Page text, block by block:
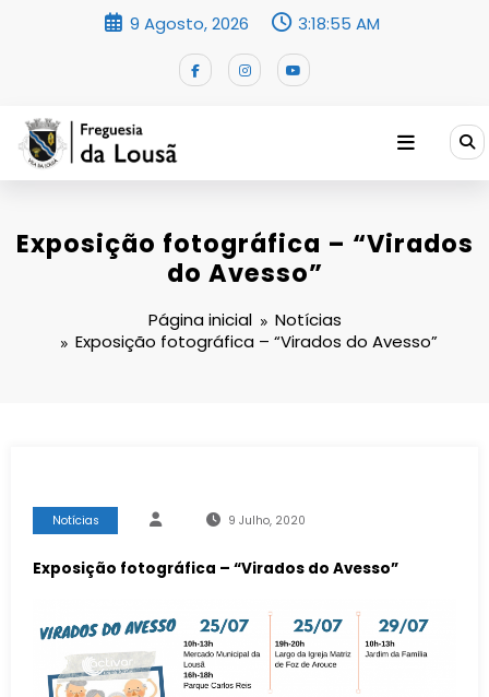
9 Agosto, 2026 3:18:56 AM
Exposição fotográfica – “Virados
do Avesso”
Página inicial
Notícias
Exposição fotográfica – “Virados do Avesso”
Notícias 9 Julho, 2020
Exposição fotográfica – “Virados do Avesso”